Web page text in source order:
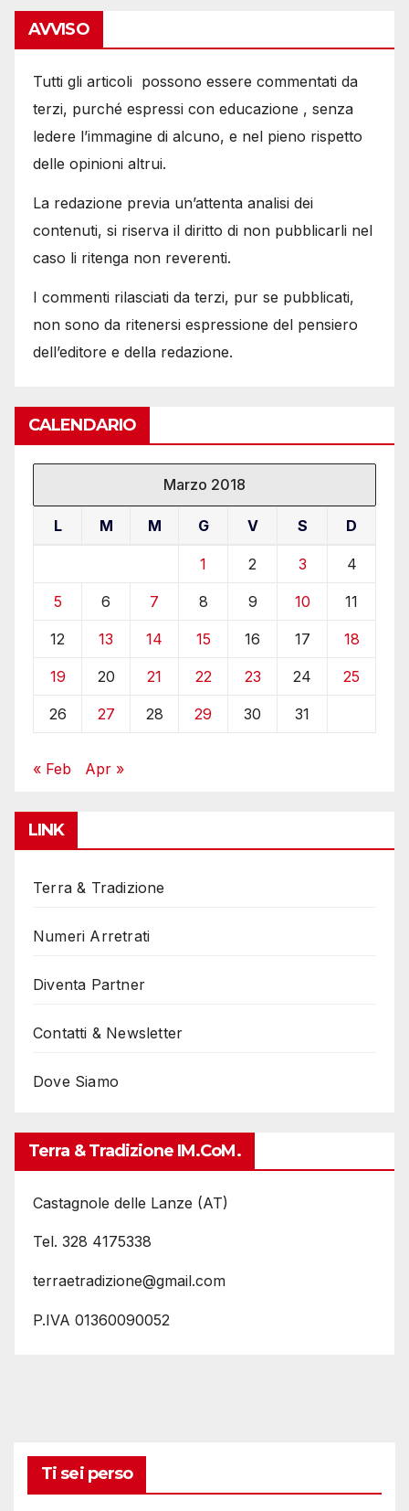
AVVISO
Tutti gli articoli possono essere commentati da
terzi, purché espressi con educazione , senza
ledere l’immagine di alcuno, e nel pieno rispetto
delle opinioni altrui.
La redazione previa un’attenta analisi dei
contenuti, si riserva il diritto di non pubblicarli nel
caso li ritenga non reverenti.
I commenti rilasciati da terzi, pur se pubblicati,
non sono da ritenersi espressione del pensiero
dell’editore e della redazione.
CALENDARIO
Marzo 2018
L M M G V S D
1 2 3 4
5 6 7 8 9 10 11
12 13 14 15 16 17 18
19 20 21 22 23 24 25
26 27 28 29 30 31
« Feb Apr »
LINK
Terra & Tradizione
Numeri Arretrati
Diventa Partner
Contatti & Newsletter
Dove Siamo
Terra & Tradizione IM.coM.
Castagnole delle Lanze (AT)
Tel. 328 4175338
terraetradizione@gmail.com
P.IVA 01360090052
Ti sei perso